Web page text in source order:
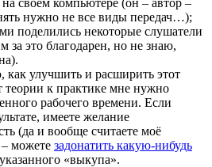
нужно не все виды передач…);
поделились некоторые слушатели
это благодарен, но не знаю,
как улучшить и расширить этот
теории к практике мне нужно
рабочего времени. Если
имеете желание
(да и вообще считаете моё
можете задонатить какую-нибудь
«выкупа».